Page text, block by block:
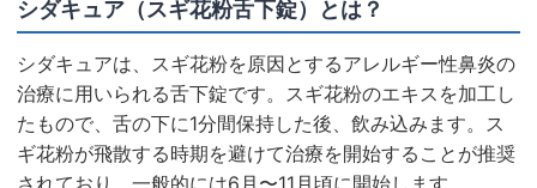
シダキュア（スギ花粉舌下錠）とは？
シダキュアは、スギ花粉を原因とするアレルギー性鼻炎の
治療に用いられる舌下錠です。スギ花粉のエキスを加工し
たもので、舌の下に1分間保持した後、飲み込みます。ス
ギ花粉が飛散する時期を避けて治療を開始することが推奨
されており、一般的には6月〜11月頃に開始します。